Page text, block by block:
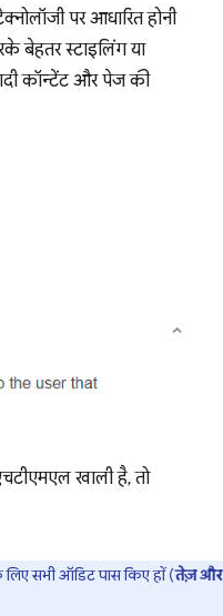
पर आधारित होनी
बेहतर स्टाइलिंग या
कॉन्टेंट और पेज की
खाली है, तो
सभी ऑडिट पास किए हों (तेज़ और